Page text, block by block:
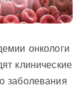
онкологи
клинические
заболевания